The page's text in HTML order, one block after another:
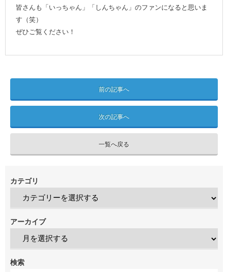
皆さんも「いっちゃん」「しんちゃん」のファンになると思いま
す（笑）
ぜひご覧ください！
前の記事へ
次の記事へ
一覧へ戻る
カテゴリ
アーカイブ
検索